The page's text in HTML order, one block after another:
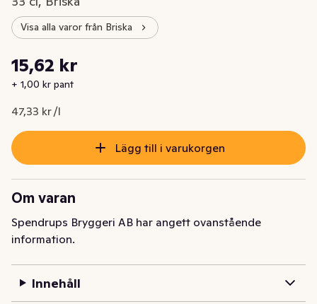
Visa alla varor från Briska
Nuvarande pris är: 15,62 kr
15,62 kr
+ 1,00 kr pant
47,33 kr /l
Styckpris: 47,33 kr /l
Lägg till i varukorgen
Om varan
Spendrups Bryggeri AB har angett ovanstående
information.
Innehåll